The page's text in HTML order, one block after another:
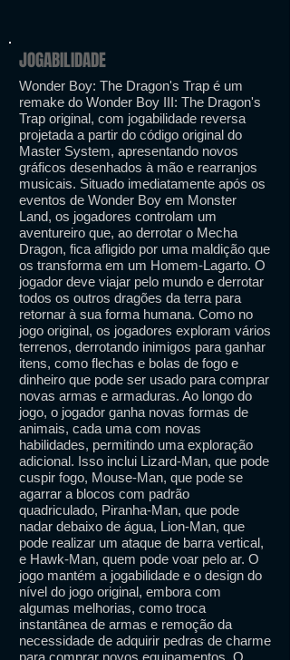
JOGABILIDADE
Wonder Boy: The Dragon's Trap é um
remake do Wonder Boy III: The Dragon's
Trap original, com jogabilidade reversa
projetada a partir do código original do
Master System, apresentando novos
gráficos desenhados à mão e rearranjos
musicais. Situado imediatamente após os
eventos de Wonder Boy em Monster
Land, os jogadores controlam um
aventureiro que, ao derrotar o Mecha
Dragon, fica afligido por uma maldição que
os transforma em um Homem-Lagarto. O
jogador deve viajar pelo mundo e derrotar
todos os outros dragões da terra para
retornar à sua forma humana. Como no
jogo original, os jogadores exploram vários
terrenos, derrotando inimigos para ganhar
itens, como flechas e bolas de fogo e
dinheiro que pode ser usado para comprar
novas armas e armaduras. Ao longo do
jogo, o jogador ganha novas formas de
animais, cada uma com novas
habilidades, permitindo uma exploração
adicional. Isso inclui Lizard-Man, que pode
cuspir fogo, Mouse-Man, que pode se
agarrar a blocos com padrão
quadriculado, Piranha-Man, que pode
nadar debaixo de água, Lion-Man, que
pode realizar um ataque de barra vertical,
e Hawk-Man, quem pode voar pelo ar. O
jogo mantém a jogabilidade e o design do
nível do jogo original, embora com
algumas melhorias, como troca
instantânea de armas e remoção da
necessidade de adquirir pedras de charme
para comprar novos equipamentos. O